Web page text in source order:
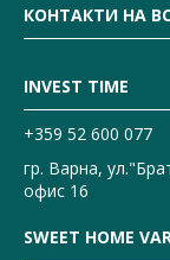
КОНТАКТИ НА
INVEST TIME
+359 52 600 077
гр. Варна,
офис 16
SWEET HOME